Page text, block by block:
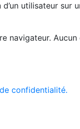
utilisateur sur
navigateur.
confidentialité.